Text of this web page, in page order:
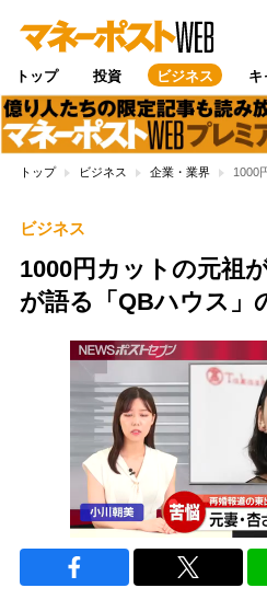
トップ 投資 ビジネス キ
トップ ビジネス 企業・業界 1000
ビジネス
1000円カットの元祖
が語る「QBハウス」